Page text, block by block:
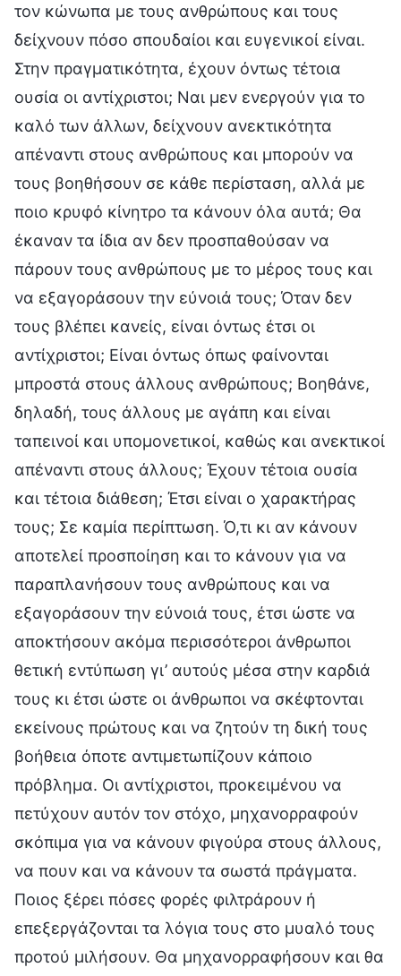
τον κώνωπα με τους ανθρώπους και τους
δείχνουν πόσο σπουδαίοι και ευγενικοί είναι.
Στην πραγματικότητα, έχουν όντως τέτοια
ουσία οι αντίχριστοι; Ναι μεν ενεργούν για το
καλό των άλλων, δείχνουν ανεκτικότητα
απέναντι στους ανθρώπους και μπορούν να
τους βοηθήσουν σε κάθε περίσταση, αλλά με
ποιο κρυφό κίνητρο τα κάνουν όλα αυτά; Θα
έκαναν τα ίδια αν δεν προσπαθούσαν να
πάρουν τους ανθρώπους με το μέρος τους και
να εξαγοράσουν την εύνοιά τους; Όταν δεν
τους βλέπει κανείς, είναι όντως έτσι οι
αντίχριστοι; Είναι όντως όπως φαίνονται
μπροστά στους άλλους ανθρώπους; Βοηθάνε,
δηλαδή, τους άλλους με αγάπη και είναι
ταπεινοί και υπομονετικοί, καθώς και ανεκτικοί
απέναντι στους άλλους; Έχουν τέτοια ουσία
και τέτοια διάθεση; Έτσι είναι ο χαρακτήρας
τους; Σε καμία περίπτωση. Ό,τι κι αν κάνουν
αποτελεί προσποίηση και το κάνουν για να
παραπλανήσουν τους ανθρώπους και να
εξαγοράσουν την εύνοιά τους, έτσι ώστε να
αποκτήσουν ακόμα περισσότεροι άνθρωποι
θετική εντύπωση γι’ αυτούς μέσα στην καρδιά
τους κι έτσι ώστε οι άνθρωποι να σκέφτονται
εκείνους πρώτους και να ζητούν τη δική τους
βοήθεια όποτε αντιμετωπίζουν κάποιο
πρόβλημα. Οι αντίχριστοι, προκειμένου να
πετύχουν αυτόν τον στόχο, μηχανορραφούν
σκόπιμα για να κάνουν φιγούρα στους άλλους,
να πουν και να κάνουν τα σωστά πράγματα.
Ποιος ξέρει πόσες φορές φιλτράρουν ή
επεξεργάζονται τα λόγια τους στο μυαλό τους
προτού μιλήσουν. Θα μηχανορραφήσουν και θα